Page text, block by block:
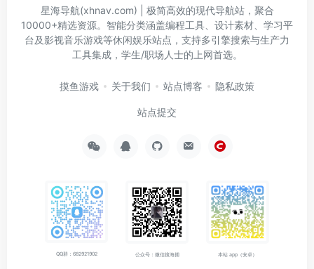
星海导航(xhnav.com) | 极简高效的现代导航站，聚合
10000+精选资源。智能分类涵盖编程工具、设计素材、学习平
台及影视音乐游戏等休闲娱乐站点，支持多引擎搜索与生产力
工具集成，学生/职场人士的上网首选。
摸鱼游戏 关于我们 站点博客 隐私政策
站点提交
QQ群：682921902 公众号：微信搜海拥 本站 app（安卓）